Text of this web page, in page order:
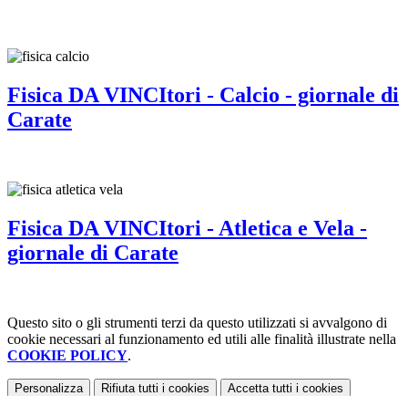
Fisica DA VINCItori - Calcio - giornale di
Carate
Fisica DA VINCItori - Atletica e Vela -
giornale di Carate
Questo sito o gli strumenti terzi da questo utilizzati si avvalgono di
cookie necessari al funzionamento ed utili alle finalità illustrate nella
COOKIE POLICY.
Personalizza Rifiuta tutti i cookies Accetta tutti i cookies